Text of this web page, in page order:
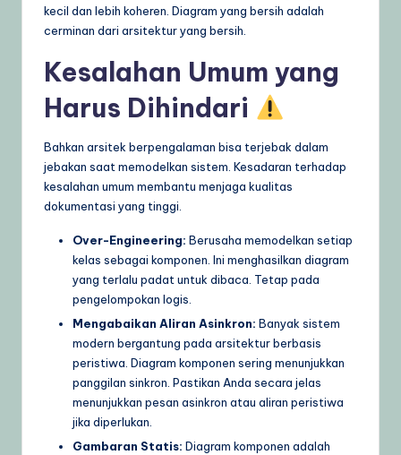
kecil dan lebih koheren. Diagram yang bersih adalah
cerminan dari arsitektur yang bersih.
Kesalahan Umum yang
Harus Dihindari
Bahkan arsitek berpengalaman bisa terjebak dalam
jebakan saat memodelkan sistem. Kesadaran terhadap
kesalahan umum membantu menjaga kualitas
dokumentasi yang tinggi.
Over-Engineering: Berusaha memodelkan setiap
kelas sebagai komponen. Ini menghasilkan diagram
yang terlalu padat untuk dibaca. Tetap pada
pengelompokan logis.
Mengabaikan Aliran Asinkron: Banyak sistem
modern bergantung pada arsitektur berbasis
peristiwa. Diagram komponen sering menunjukkan
panggilan sinkron. Pastikan Anda secara jelas
menunjukkan pesan asinkron atau aliran peristiwa
jika diperlukan.
Gambaran Statis: Diagram komponen adalah